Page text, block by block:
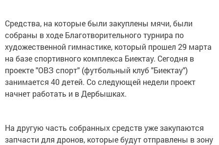
Средства, на которые были закуплены мячи, были
собраны в ходе Благотворительного турнира по
художественной гимнастике, который прошел 29 марта
на базе спортивного комплекса Биектау. Сегодня в
проекте "ОВЗ спорт" (футбольный клуб "Биектау")
занимается 40 детей. Со следующей недели проект
начнет работать и в Дербышках.
На другую часть собранных средств уже закупаются
запчасти для дронов, которые будут отправлены в зону